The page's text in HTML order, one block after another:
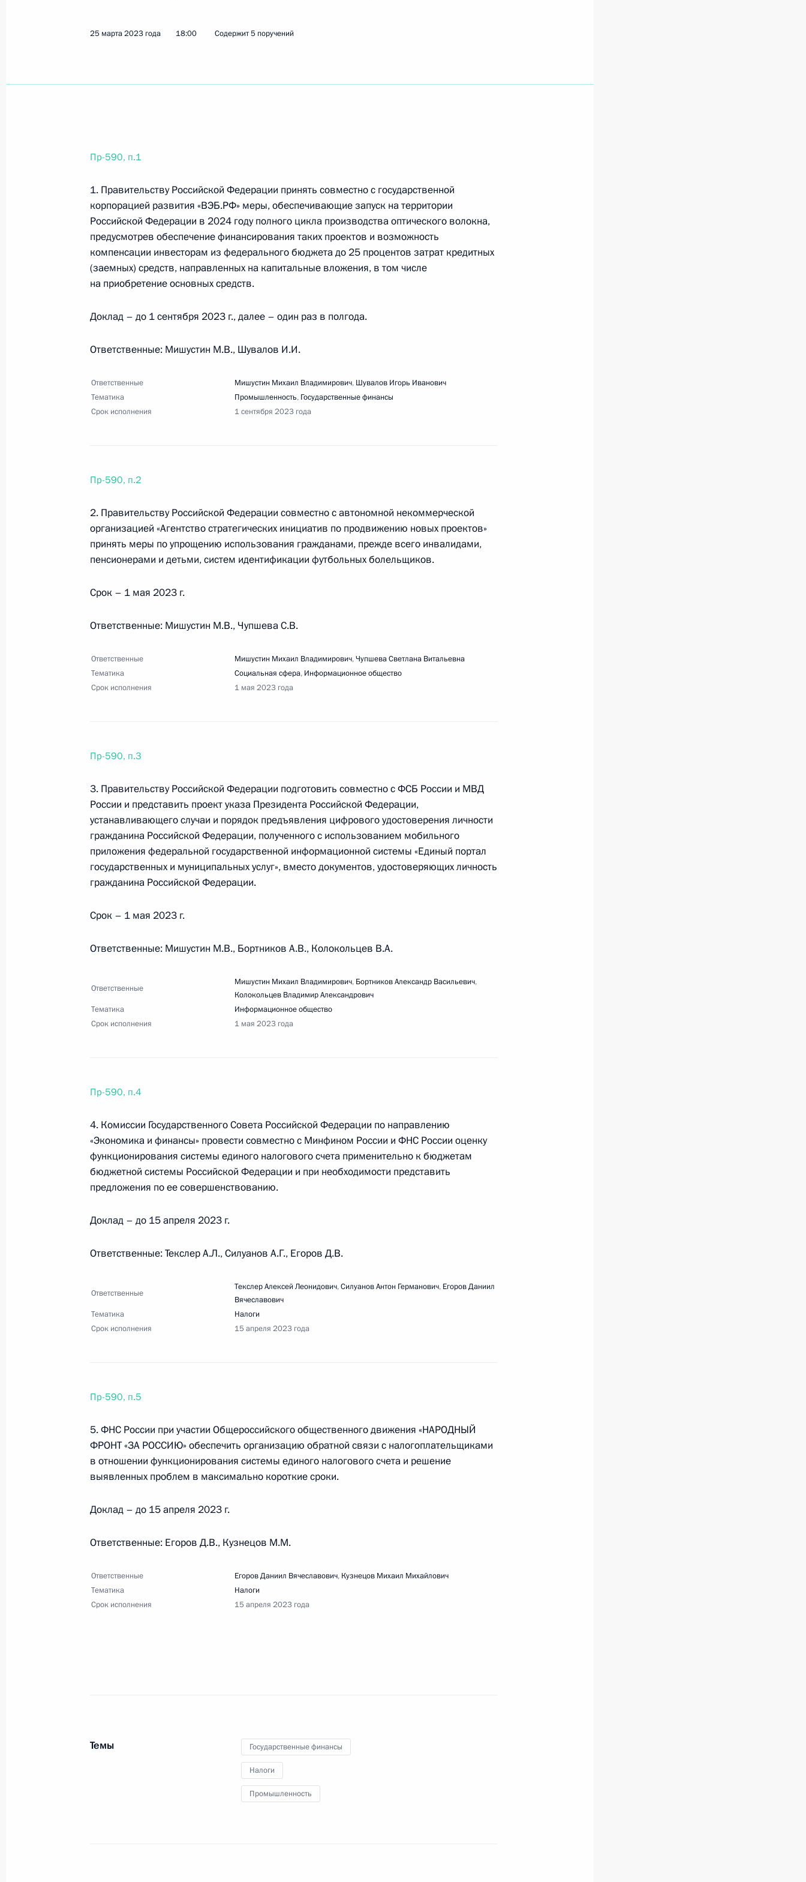
4 июня 2023 года, воскресенье
4 июня 2023 года, 17:00 30 поручений
Перечень поручений по итогам совещания по экономическим вопросам
16 мая 2023 года, вторник
Перечень поручений по итогам совещания с членами Правительства
16 мая 2023 года, 18:00 9 поручений
городов
5 мая 2023 года, 19:00 51 поручение
Перечень поручений по итогам пленарного заседания съезда и встречи с членами
29 апреля 2023 года, 17:30 14 поручений
Перечень поручений по итогам встречи с представителями общественных
20 апреля 2023 года, четверг
8 апреля 2023 года, суббота
Перечень поручений по итогам совещания по вопросам социально-экономического
развития Республики Крым и Севастополя
8 апреля 2023 года, 18:00 3 поручения
6 апреля 2023 года, четверг
Ленинграда и представителями патриотических объединений
Перечень поручений по итогам встречи со студентами вузов
Перечень поручений по итогам заседания набсовета АНО «Агентство стратегических
инициатив по продвижению новых проектов»
30 марта 2023 года, 19:30 11 поручений
25 марта 2023 года, суббота
Перечень поручений по итогам совещания с членами Правительства
22 марта 2023 года, среда
15 марта 2023 года, среда
Перечень поручений по реализации Послания Президента Федеральному
Собранию
15 марта 2023 года, 19:00 35 поручений
Перечень поручений по итогам встречи с молодыми учёными
6 марта 2023 года, 19:45 13 поручений
Перечень поручений по итогам совещания по вопросам восстановления жилой
25 марта 2023 года 18:00 Содержит 5 поручений
Пр-590, п.1
1. Правительству Российской Федерации принять совместно с государственной
корпорацией развития «ВЭБ.РФ» меры, обеспечивающие запуск на территории
Российской Федерации в 2024 году полного цикла производства оптического волокна,
предусмотрев обеспечение финансирования таких проектов и возможность
компенсации инвесторам из федерального бюджета до 25 процентов затрат кредитных
(заемных) средств, направленных на капитальные вложения, в том числе
на приобретение основных средств.
Доклад – до 1 сентября 2023 г., далее – один раз в полгода.
Ответственные: Мишустин М.В., Шувалов И.И.
Ответственные Мишустин Михаил Владимирович, Шувалов Игорь Иванович
Тематика
Промышленность, Государственные финансы
Срок исполнения
1 сентября 2023 года
Пр-590, п.2
2. Правительству Российской Федерации совместно с автономной некоммерческой
организацией «Агентство стратегических инициатив по продвижению новых проектов»
принять меры по упрощению использования гражданами, прежде всего инвалидами,
пенсионерами и детьми, систем идентификации футбольных болельщиков.
Срок – 1 мая 2023 г.
Ответственные: Мишустин М.В., Чупшева С.В.
Ответственные Мишустин Михаил Владимирович,Чупшева Светлана Витальевна
Тематика
Социальная сфера, Информационное общество
Срок исполнения
1 мая 2023 года
Пр-590, п.3
3. Правительству Российской Федерации подготовить совместно с ФСБ России и МВД
России и представить проект указа Президента Российской Федерации,
устанавливающего случаи и порядок предъявления цифрового удостоверения личности
гражданина Российской Федерации, полученного с использованием мобильного
приложения федеральной государственной информационной системы «Единый портал
государственных и муниципальных услуг», вместо документов, удостоверяющих личность
гражданина Российской Федерации.
Срок – 1 мая 2023 г.
Ответственные: Мишустин М.В., Бортников А.В., Колокольцев В.А.
Ответственные
Мишустин Михаил Владимирович, Бортников Александр Васильевич,
Колокольцев Владимир Александрович
Тематика
Информационное общество
Срок исполнения
1 мая 2023 года
Пр-590, п.4
4. Комиссии Государственного Совета Российской Федерации по направлению
«Экономика и финансы» провести совместно с Минфином России и ФНС России оценку
функционирования системы единого налогового счета применительно к бюджетам
бюджетной системы Российской Федерации и при необходимости представить
предложения по ее совершенствованию.
Доклад – до 15 апреля 2023 г.
Ответственные: Текслер А.Л., Силуанов А.Г., Егоров Д.В.
Ответственные
Текслер Алексей Леонидович,Силуанов Антон Германович, Егоров Даниил
Вячеславович
Тематика
Налоги
Срок исполнения
15 апреля 2023 года
Пр-590, п.5
5. ФНС России при участии Общероссийского общественного движения «НАРОДНЫЙ
ФРОНТ «ЗА РОССИЮ» обеспечить организацию обратной связи с налогоплательщиками
в отношении функционирования системы единого налогового счета и решение
выявленных проблем в максимально короткие сроки.
Доклад – до 15 апреля 2023 г.
Ответственные: Егоров Д.В., Кузнецов М.М.
Ответственные Егоров Даниил Вячеславович, Кузнецов Михаил Михайлович
Тематика
Налоги
Срок исполнения
15 апреля 2023 года
Темы Государственные финансы
Налоги
Промышленность